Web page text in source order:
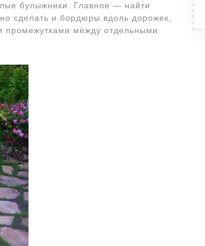
булыжники. Главное — найти
сделать и бордюры вдоль дорожек,
промежутками между отдельными